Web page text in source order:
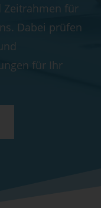
Zeitrahmen für
Dabei prüfen
für Ihr